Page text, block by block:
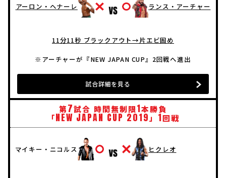
アーロン・ヘナーレ ランス・アーチャー
11分11秒 ブラックアウト→片エビ固め
※アーチャーが『NEW JAPAN CUP』2回戦へ進出
試合詳細を見る
第7試合 時間無制限1本勝負
「NEW JAPAN CUP 2019」 1回戦
マイキー・ニコルス ヒクレオ